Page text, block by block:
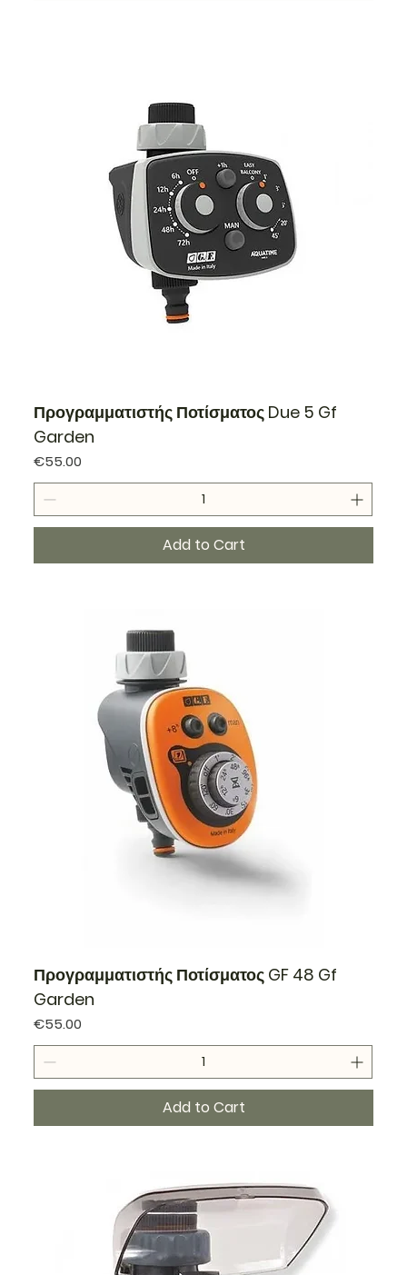
Προγραμματιστής Ποτίσματος Due 5 Gf
Garden
Price
€55.00
Add to Cart
Προγραμματιστής Ποτίσματος GF 48 Gf
Garden
Price
€55.00
Add to Cart